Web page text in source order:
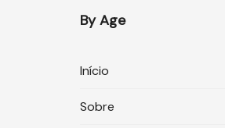
By Age
Início
Sobre